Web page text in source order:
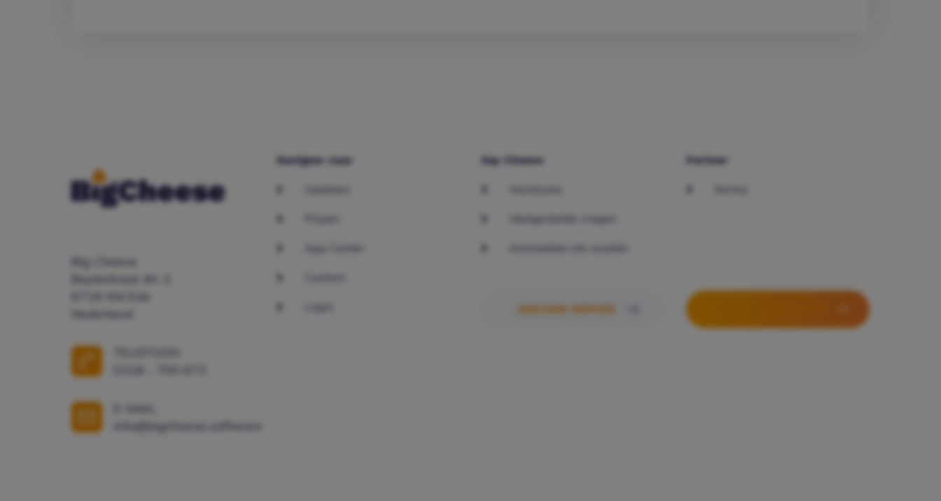
Big Cheese
Boylestraat 40-2
6718 XM Ede
Nederland
E-MAIL
info@bigcheese.software
Navigeer naar
Login
Say Cheese
Veelgestelde vragen
Partner
DISCORD SERVER